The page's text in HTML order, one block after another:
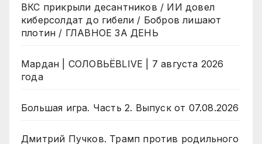
ВКС прикрыли десантников / ИИ довел
киберсолдат до гибели / Бобров лишают
плотин / ГЛАВНОЕ ЗА ДЕНЬ
Мардан | СОЛОВЬЁВLIVE | 7 августа 2026
года
Большая игра. Часть 2. Выпуск от 07.08.2026
Дмитрий Пучков. Трамп против родильного